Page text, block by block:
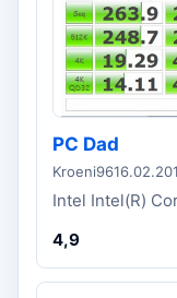
PC Dad
Kroeni96
Intel Intel(R)
4,9